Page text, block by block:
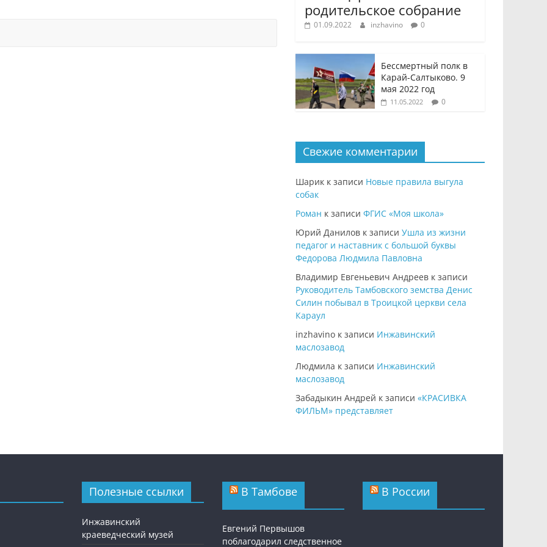
родительское собрание
01.09.2022 inzhavino 0
Бессмертный полк в
Карай-Салтыково. 9
мая 2022 год
11.05.2022 0
Свежие комментарии
Шарик к записи Новые правила выгула
собак
Роман к записи ФГИС «Моя школа»
Юрий Данилов к записи Ушла из жизни
педагог и наставник с большой буквы
Федорова Людмила Павловна
Владимир Евгеньевич Андреев к записи
Руководитель Тамбовского земства Денис
Силин побывал в Троицкой церкви села
Караул
inzhavino к записи Инжавинский
маслозавод
Людмила к записи Инжавинский
маслозавод
Забадыкин Андрей к записи «КРАСИВКА
ФИЛЬМ» представляет
Полезные ссылки
Инжавинский
краеведческий музей
В Тамбове
Евгений Первышов
поблагодарил следственное
В России